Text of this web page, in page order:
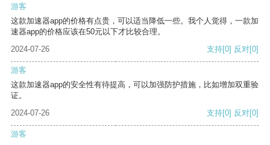
游客
这款加速器app的价格有点贵，可以适当降低一些。我个人觉得，一款加
速器app的价格应该在50元以下才比较合理。
2024-07-26
支持[0] 反对[0]
游客
这款加速器app的安全性有待提高，可以加强防护措施，比如增加双重验
证。
2024-07-26
支持[0] 反对[0]
游客